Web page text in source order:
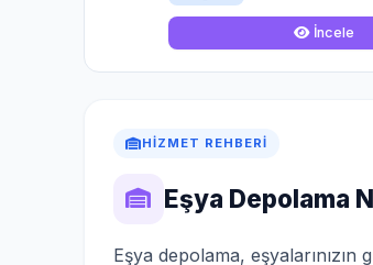
İncele
HIZMET REHBERI
Eşya Depolama
Eşya depolama,